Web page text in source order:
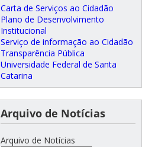
Carta de Serviços ao Cidadão
Plano de Desenvolvimento
Institucional
Serviço de informação ao Cidadão
Transparência Pública
Universidade Federal de Santa
Catarina
Arquivo de Notícias
Arquivo de Notícias